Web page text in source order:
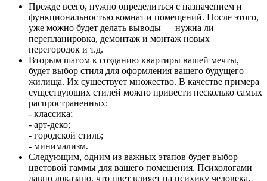
Прежде всего, нужно определиться с назначением и
функциональностью комнат и помещений. После этого,
уже можно будет делать выводы — нужна ли
перепланировка, демонтаж и монтаж новых
перегородок и т.д.
Вторым шагом к созданию квартиры вашей мечты,
будет выбор стиля для оформления вашего будущего
жилища. Их существует множество. В качестве примера
существующих стилей можно привести несколько самых
распространенных:
- классика;
- арт-деко;
- городской стиль;
- минимализм.
Следующим, одним из важных этапов будет выбор
цветовой гаммы для вашего помещения. Психологами
давно доказано, что цвет влияет на психику человека.